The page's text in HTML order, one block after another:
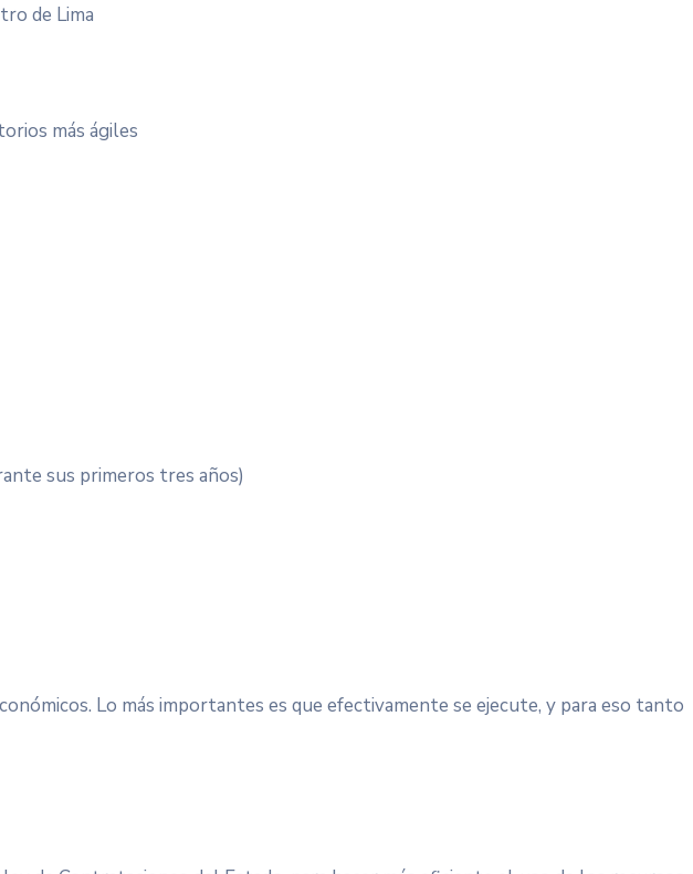
de Lima
más ágiles
sus primeros tres años)
Lo más importantes es que efectivamente se ejecute, y para eso tanto